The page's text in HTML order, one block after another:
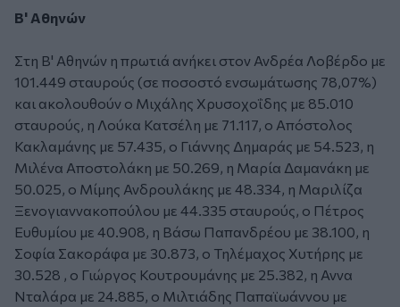
Β' Αθηνών
Στη Β' Αθηνών η πρωτιά ανήκει στον Ανδρέα Λοβέρδο με
101.449 σταυρούς (σε ποσοστό ενσωμάτωσης 78,07%)
και ακολουθούν ο Μιχάλης Χρυσοχοΐδης με 85.010
σταυρούς, η Λούκα Κατσέλη με 71.117, ο Απόστολος
Κακλαμάνης με 57.435, ο Γιάννης Δημαράς με 54.523, η
Μιλένα Αποστολάκη με 50.269, η Μαρία Δαμανάκη με
50.025, ο Μίμης Ανδρουλάκης με 48.334, η Μαριλίζα
Ξενογιαννακοπούλου με 44.335 σταυρούς, ο Πέτρος
Ευθυμίου με 40.908, η Βάσω Παπανδρέου με 38.100, η
Σοφία Σακοράφα με 30.873, ο Τηλέμαχος Χυτήρης με
30.528 , ο Γιώργος Κουτρουμάνης με 25.382, η Αννα
Νταλάρα με 24.885, ο Μιλτιάδης Παπαϊωάννου με